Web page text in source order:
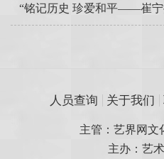
人员查询 关于我们
主管：艺界网文
主办：艺